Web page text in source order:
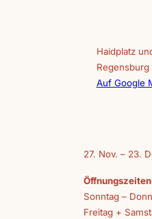
Haidplatz
Regensburg
Auf Google
27. Nov. – 23.
Sonntag –
Freitag +